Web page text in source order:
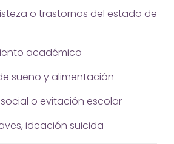
o trastornos del estado de
académico
sueño y alimentación
o evitación escolar
ideación suicida